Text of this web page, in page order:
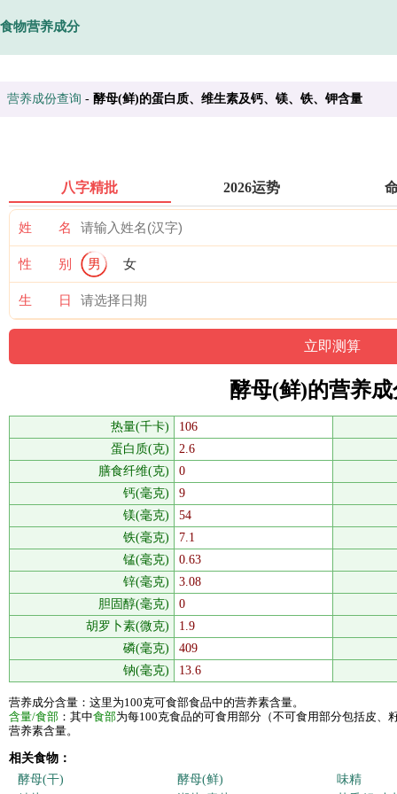
食物营养成分
营养成份查询 - 酵母(鲜)的蛋白质、维生素及钙、镁、铁、钾含量
八字精批 2026运势
姓 名
性 别 男 女
生 日
酵母(鲜)的营养
热量(千卡)
106
蛋白质(克)
2.6
膳食纤维(克)
0
钙(毫克)
9
镁(毫克)
54
铁(毫克)
7.1
锰(毫克)
0.63
锌(毫克)
3.08
胆固醇(毫克)
0
胡罗卜素(微克)
1.9
磷(毫克)
409
钠(毫克)
13.6
营养成分含量：这里为100克可食部食品中的营养素含量。
含量/食部 ：其中食部为每100克食品的可食用部分（不可食用部分包括皮、
营养素含量。
相关食物：
酵母(干)
酵母(鲜)
味精